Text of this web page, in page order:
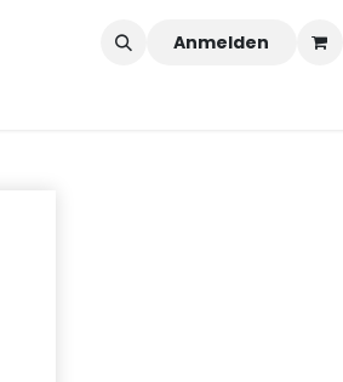
Anmelden